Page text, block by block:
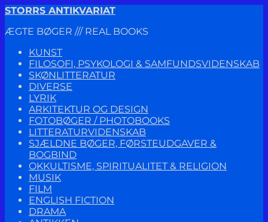
Spring
navigation
Spring
indhold
STORRS ANTIKVARIAT
ÆGTE BØGER /// REAL BOOKS
KUNST
FILOSOFI, PSYKOLOGI & SAMFUNDSVIDENSKAB
SKØNLITTERATUR
DIVERSE
LYRIK
ARKITEKTUR OG DESIGN
FOTOBØGER / PHOTOBOOKS
LITTERATURVIDENSKAB
SJÆLDNE BØGER, FØRSTEUDGAVER &
BOGBIND
OKKULTISME, SPIRITUALITET & RELIGION
MUSIK
FILM
ENGLISH FICTION
DRAMA